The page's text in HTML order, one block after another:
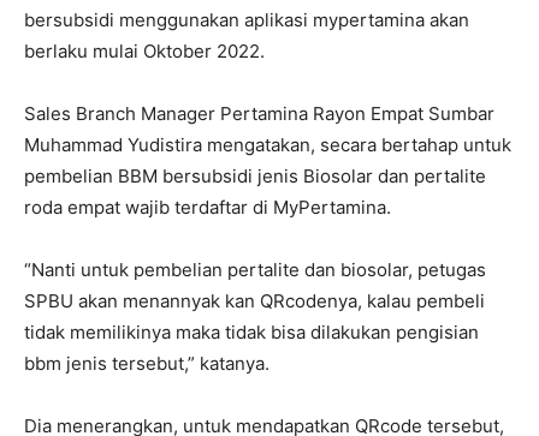
bersubsidi menggunakan aplikasi mypertamina akan
berlaku mulai Oktober 2022.
Sales Branch Manager Pertamina Rayon Empat Sumbar
Muhammad Yudistira mengatakan, secara bertahap untuk
pembelian BBM bersubsidi jenis Biosolar dan pertalite
roda empat wajib terdaftar di MyPertamina.
“Nanti untuk pembelian pertalite dan biosolar, petugas
SPBU akan menannyak kan QRcodenya, kalau pembeli
tidak memilikinya maka tidak bisa dilakukan pengisian
bbm jenis tersebut,” katanya.
Dia menerangkan, untuk mendapatkan QRcode tersebut,